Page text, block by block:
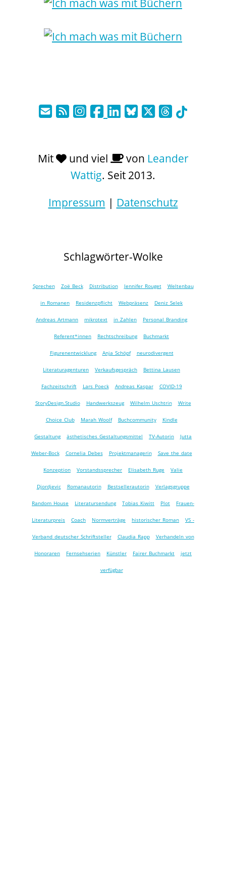
Mit und viel von Leander
Wattig. Seit 2013.
Impressum | Datenschutz
Schlagwörter-Wolke
Sprechen Zoë Beck Distribution Jennifer Rouget Weltenbau
in Romanen Residenzpflicht Webpräsenz Deniz Selek
Andreas Artmann mikrotext in Zahlen Personal Branding
Referent*innen Rechtschreibung Buchmarkt
Figurenentwicklung Anja Schöpf neurodivergent
Literaturagenturen Verkaufsgespräch Bettina Lausen
Fachzeitschrift Lars Poeck Andreas Kaspar COVID-19
StoryDesign.Studio Handwerkszeug Wilhelm Uschtrin Write
Choice Club Marah Woolf Buchcommunity Kindle
Gestaltung ästhetisches Gestaltungsmittel TV-Autorin Jutta
Weber-Bock Cornelia Debes Projektmanagerin Save the date
Konzeption Vorstandssprecher Elisabeth Ruge Valie
Djordjevic Romanautorin Bestsellerautorin Verlagsgruppe
Random House Literatursendung Tobias Kiwitt Plot Frauen-
Literaturpreis Coach Normverträge historischer Roman VS -
Verband deutscher Schriftsteller Claudia Rapp Verhandeln von
Honoraren Fernsehserien Künstler Fairer Buchmarkt jetzt
verfügbar